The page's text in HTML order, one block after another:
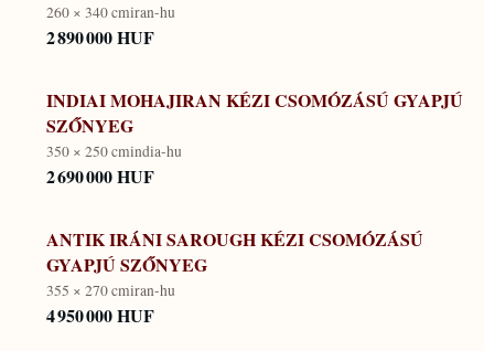
260 × 340 cmiran-hu
2 890 000 HUF
INDIAI MOHAJIRAN KÉZI CSOMÓZÁSÚ GYAPJÚ
SZŐNYEG
350 × 250 cmindia-hu
2 690 000 HUF
ANTIK IRÁNI SAROUGH KÉZI CSOMÓZÁSÚ
GYAPJÚ SZŐNYEG
355 × 270 cmiran-hu
4 950 000 HUF